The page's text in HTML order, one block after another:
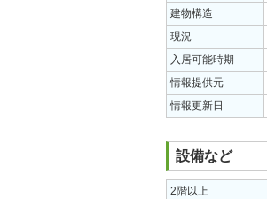
建物構造
現況
入居可能時期
情報提供元
情報更新日
設備など
2階以上